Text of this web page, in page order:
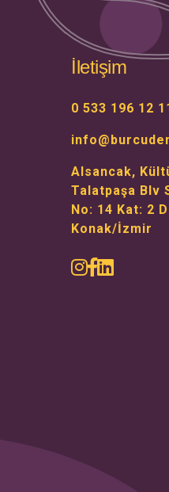
İletişim
0 533 196 12
Alsancak,
Talatpaşa Blv
No: 14 Kat: 2
Konak/İzmir